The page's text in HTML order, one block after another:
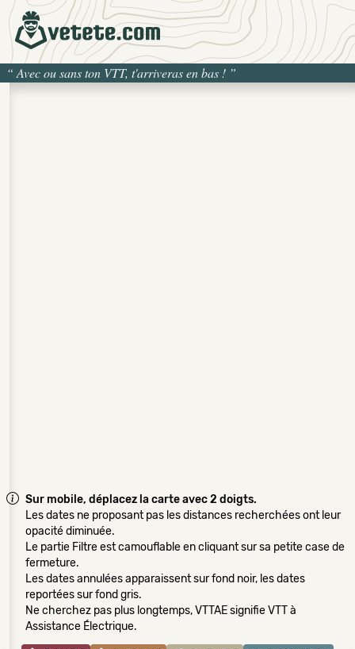
“ Avec ou sans ton VTT, t'arriveras en bas ! ”
Sur mobile, déplacez la carte avec 2 doigts.
Les dates ne proposant pas les distances recherchées ont leur
opacité diminuée.
Le partie Filtre est camouflable en cliquant sur sa petite case de
fermeture.
Les dates annulées apparaissent sur fond noir, les dates
reportées sur fond gris.
Ne cherchez pas plus longtemps, VTTAE signifie VTT à
Assistance Électrique.